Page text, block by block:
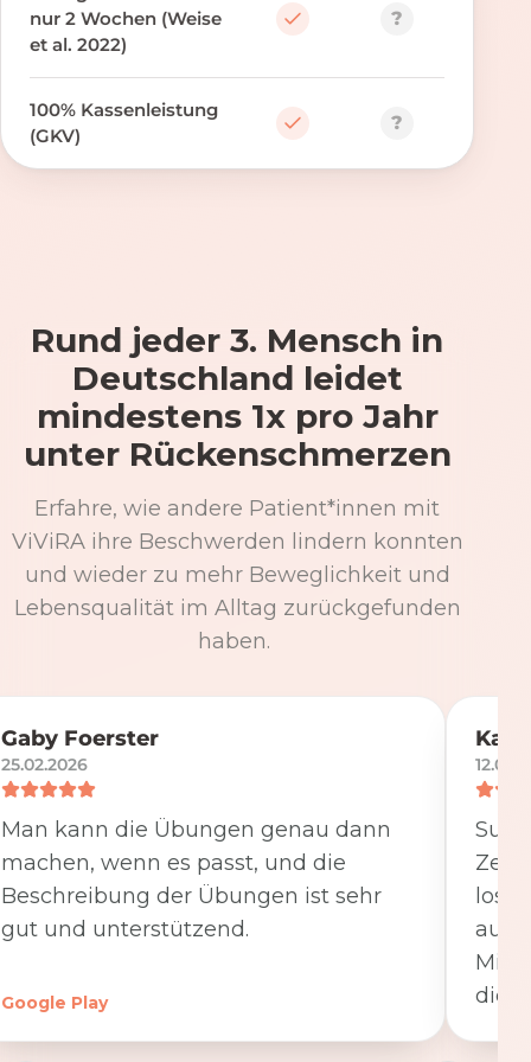
nur 2 Wochen (Weise
et al. 2022)
?
100% Kassenleistung
(GKV)
?
Rund jeder 3. Mensch in
Deutschland leidet
mindestens 1x pro Jahr
unter Rückenschmerzen
Erfahre, wie andere Patient*innen mit
ViViRA ihre Beschwerden lindern konnten
und wieder zu mehr Beweglichkeit und
Lebensqualität im Alltag zurückgefunden
haben.
Gaby Foerster
25.02.2026
Man kann die Übungen genau dann
machen, wenn es passt, und die
Beschreibung der Übungen ist sehr
gut und unterstützend.
Google Play
Zeit
die